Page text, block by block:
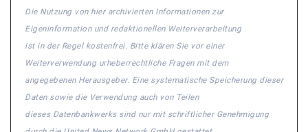
Die Nutzung von hier archivierten Informationen zur
Eigeninformation und redaktionellen Weiterverarbeitung
ist in der Regel kostenfrei. Bitte klären Sie vor einer
Weiterverwendung urheberrechtliche Fragen mit dem
angegebenen Herausgeber. Eine systematische Speicherung dieser
Daten sowie die Verwendung auch von Teilen
dieses Datenbankwerks sind nur mit schriftlicher Genehmigung